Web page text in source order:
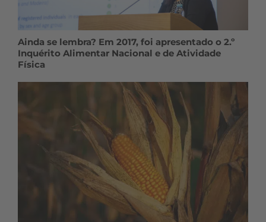
Ainda se lembra? Em 2017, foi apresentado o 2.º
Inquérito Alimentar Nacional e de Atividade
Física